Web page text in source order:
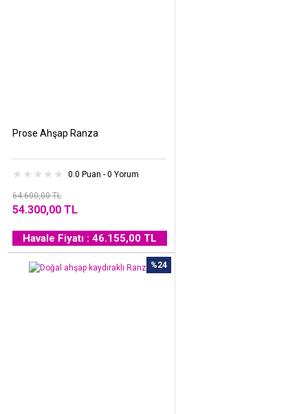
Prose Ahşap Ranza
0.0 Puan - 0 Yorum
64.600,00 TL
54.300,00 TL
Havale Fiyatı : 46.155,00 TL
%24